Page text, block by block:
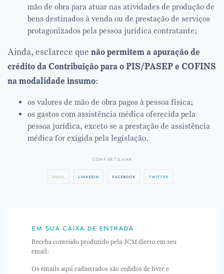
mão de obra para atuar nas atividades de produção de
bens destinados à venda ou de prestação de serviços
protagonizados pela pessoa jurídica contratante;
Ainda, esclarece que não permitem a apuração de
crédito da Contribuição para o PIS/PASEP e COFINS
na modalidade insumo:
os valores de mão de obra pagos à pessoa física;
os gastos com assistência médica oferecida pela
pessoa jurídica, exceto se a prestação de assistência
médica for exigida pela legislação.
compartilhar
email linkedin facebook twitter
em sua caixa de entrada
Receba conteúdo produzido pela JCM direto em seu
email:
Os emails aqui cadastrados são cedidos de livre e